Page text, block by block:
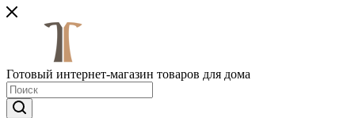
Готовый интернет-магазин товаров для дома